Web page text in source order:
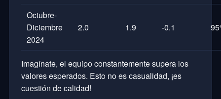
Octubre-
Diciembre
2024
2.0 1.9 -0.1
Imagínate, el equipo constantemente supera los
valores esperados. Esto no es casualidad, ¡es
cuestión de calidad!